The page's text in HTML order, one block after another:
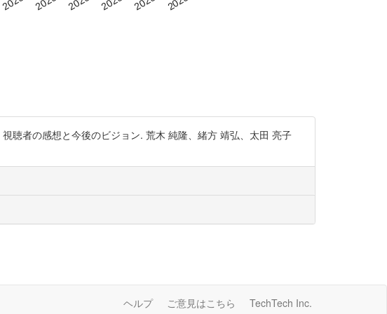
聴者の感想と今後のビジョン. 荒木 純隆、緒方 靖弘、太田 亮子
ヘルプ ご意見はこちら TechTech Inc.